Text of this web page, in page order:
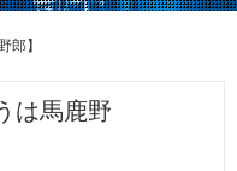
郎】
は馬鹿野